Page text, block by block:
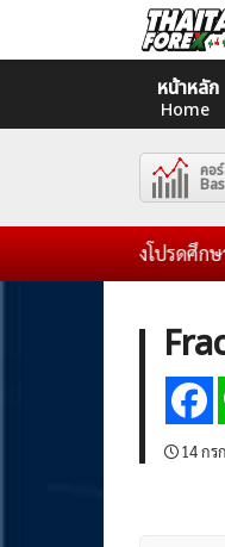
หน้าหลัก
Home
News
Articles
คอ
วามเสี่ยงโปรดศึกษาข้อมูล
14 กร